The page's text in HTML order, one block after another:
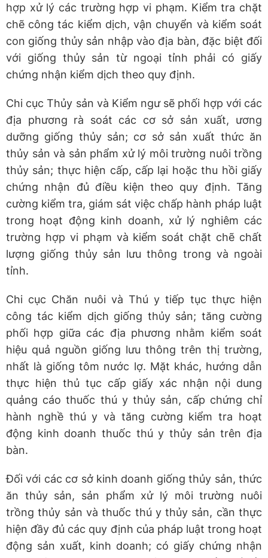
hợp xử lý các trường hợp vi phạm. Kiểm tra chặt
chẽ công tác kiểm dịch, vận chuyển và kiểm soát
con giống thủy sản nhập vào địa bàn, đặc biệt đối
với giống thủy sản từ ngoại tỉnh phải có giấy
chứng nhận kiểm dịch theo quy định.
Chi cục Thủy sản và Kiểm ngư sẽ phối hợp với các
địa phương rà soát các cơ sở sản xuất, ương
dưỡng giống thủy sản; cơ sở sản xuất thức ăn
thủy sản và sản phẩm xử lý môi trường nuôi trồng
thủy sản; thực hiện cấp, cấp lại hoặc thu hồi giấy
chứng nhận đủ điều kiện theo quy định. Tăng
cường kiểm tra, giám sát việc chấp hành pháp luật
trong hoạt động kinh doanh, xử lý nghiêm các
trường hợp vi phạm và kiểm soát chặt chẽ chất
lượng giống thủy sản lưu thông trong và ngoài
tỉnh.
Chi cục Chăn nuôi và Thú y tiếp tục thực hiện
công tác kiểm dịch giống thủy sản; tăng cường
phối hợp giữa các địa phương nhằm kiểm soát
hiệu quả nguồn giống lưu thông trên thị trường,
nhất là giống tôm nước lợ. Mặt khác, hướng dẫn
thực hiện thủ tục cấp giấy xác nhận nội dung
quảng cáo thuốc thú y thủy sản, cấp chứng chỉ
hành nghề thú y và tăng cường kiểm tra hoạt
động kinh doanh thuốc thú y thủy sản trên địa
bàn.
Đối với các cơ sở kinh doanh giống thủy sản, thức
ăn thủy sản, sản phẩm xử lý môi trường nuôi
trồng thủy sản và thuốc thú y thủy sản, cần thực
hiện đầy đủ các quy định của pháp luật trong hoạt
động sản xuất, kinh doanh; có giấy chứng nhận